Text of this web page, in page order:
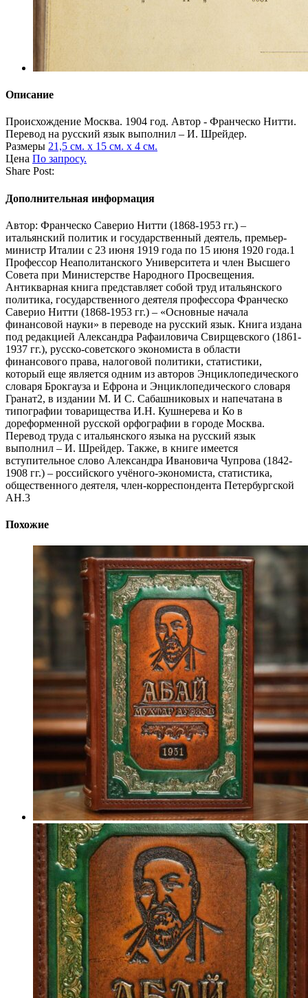
Описание
Происхождение Москва. 1904 год. Автор - Франческо Нитти.
Перевод на русский язык выполнил – И. Шрейдер.
Размеры 21,5 см. х 15 см. х 4 см.
Цена По запросу.
Share Post:
Дополнительная информация
Автор: Франческо Саверио Нитти (1868-1953 гг.) –
итальянский политик и государственный деятель, премьер-
министр Италии с 23 июня 1919 года по 15 июня 1920 года.1
Профессор Неаполитанского Университета и член Высшего
Совета при Министерстве Народного Просвещения.
Антикварная книга представляет собой труд итальянского
политика, государственного деятеля профессора Франческо
Саверио Нитти (1868-1953 гг.) – «Основные начала
финансовой науки» в переводе на русский язык. Книга издана
под редакцией Александра Рафаиловича Свирщевского (1861-
1937 гг.), русско-советского экономиста в области
финансового права, налоговой политики, статистики,
который еще является одним из авторов Энциклопедического
словаря Брокгауза и Ефрона и Энциклопедического словаря
Гранат2, в издании М. И С. Сабашниковых и напечатана в
типографии товарищества И.Н. Кушнерева и Ко в
дореформенной русской орфографии в городе Москва.
Перевод труда с итальянского языка на русский язык
выполнил – И. Шрейдер. Также, в книге имеется
вступительное слово Александра Ивановича Чупрова (1842-
1908 гг.) – российского учёного-экономиста, статистика,
общественного деятеля, член-корреспондента Петербургской
АН.3
Похожие